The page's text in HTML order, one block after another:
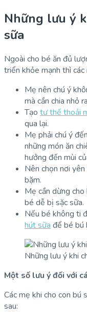
Những lưu ý
sữa
Ngoài cho bé ăn đủ
triển khỏe mạnh thì
Mẹ nên chú ý
mà cần chia nhỏ
Tạo tư thế thoải
qua lại.
Mẹ phải chú ý
những món ăn
hưởng đến mùi
Nên chọn nơi
bặm.
Mẹ cần dừng
bé dễ bị sặc sữa.
Nếu bé không ti
hút sữa để bé bú
Những lưu ý khi
Một số lưu ý đối với
Các mẹ khi cho con bú
sau: